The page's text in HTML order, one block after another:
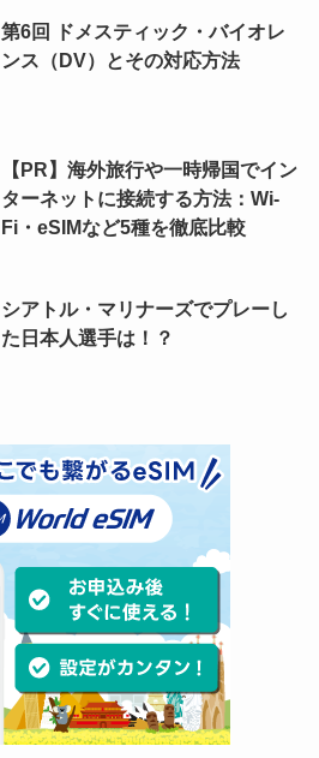
第6回 ドメスティック・バイオレ
ンス（DV）とその対応方法
【PR】海外旅行や一時帰国でイン
ターネットに接続する方法：Wi-
Fi・eSIMなど5種を徹底比較
シアトル・マリナーズでプレーし
た日本人選手は！？